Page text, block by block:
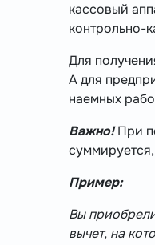
кассовый
контрольно-
Для
А для
наемных
Важно!При
Пример:
Вы
вычет, на